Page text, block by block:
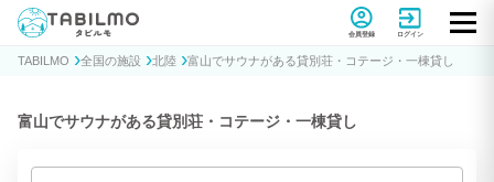
貸別荘コテージ・一棟貸し宿泊予約サイトTABILMO(タビルモ)
会員登録 ログイン
TABILMO 全国の施設 北陸 富山でサウナがある貸別荘・コテージ・一棟貸し
富山でサウナがある貸別荘・コテージ・一棟貸し